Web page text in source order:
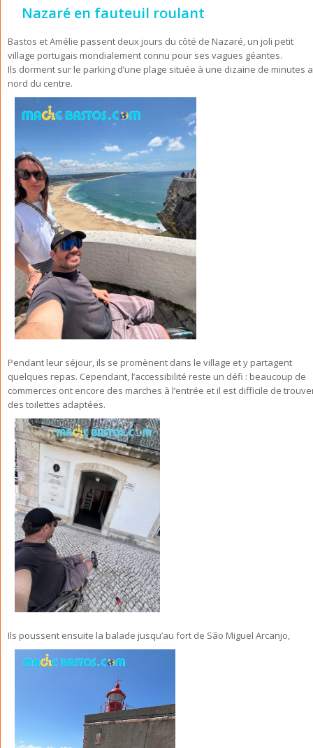
Nazaré en fauteuil roulant
Bastos et Amélie passent deux jours du côté de Nazaré, un joli petit
village portugais mondialement connu pour ses vagues géantes.
Ils dorment sur le parking d’une plage située à une dizaine de minutes
nord du centre.
Pendant leur séjour, ils se promènent dans le village et y partagent
quelques repas. Cependant, l’accessibilité reste un défi : beaucoup de
commerces ont encore des marches à l’entrée et il est difficile de
des toilettes adaptées.
Ils poussent ensuite la balade jusqu’au fort de São Miguel Arcanjo,